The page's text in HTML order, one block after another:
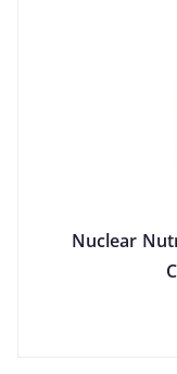
Nuclear